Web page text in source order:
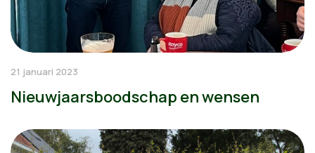
21 januari 2023
Nieuwjaarsboodschap en wensen